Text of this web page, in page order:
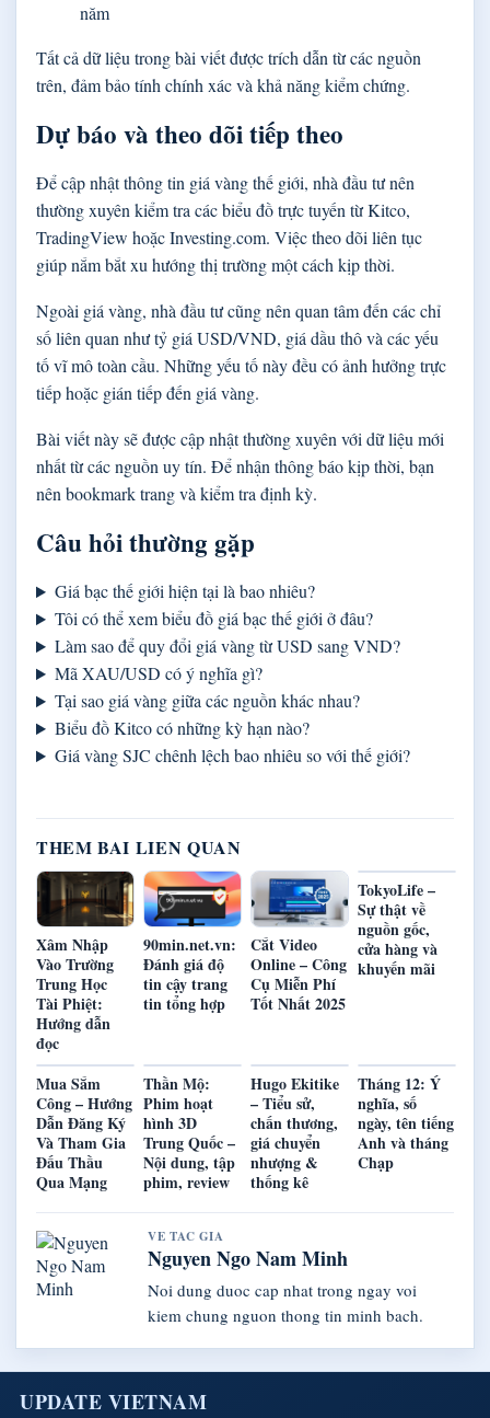
năm
Tất cả dữ liệu trong bài viết được trích dẫn từ các nguồn
trên, đảm bảo tính chính xác và khả năng kiểm chứng.
Dự báo và theo dõi tiếp theo
Để cập nhật thông tin giá vàng thế giới, nhà đầu tư nên
thường xuyên kiểm tra các biểu đồ trực tuyến từ Kitco,
TradingView hoặc Investing.com. Việc theo dõi liên tục
giúp nắm bắt xu hướng thị trường một cách kịp thời.
Ngoài giá vàng, nhà đầu tư cũng nên quan tâm đến các chỉ
số liên quan như tỷ giá USD/VND, giá dầu thô và các yếu
tố vĩ mô toàn cầu. Những yếu tố này đều có ảnh hưởng trực
tiếp hoặc gián tiếp đến giá vàng.
Bài viết này sẽ được cập nhật thường xuyên với dữ liệu mới
nhất từ các nguồn uy tín. Để nhận thông báo kịp thời, bạn
nên bookmark trang và kiểm tra định kỳ.
Câu hỏi thường gặp
Giá bạc thế giới hiện tại là bao nhiêu?
Tôi có thể xem biểu đồ giá bạc thế giới ở đâu?
Làm sao để quy đổi giá vàng từ USD sang VND?
Mã XAU/USD có ý nghĩa gì?
Tại sao giá vàng giữa các nguồn khác nhau?
Biểu đồ Kitco có những kỳ hạn nào?
Giá vàng SJC chênh lệch bao nhiêu so với thế giới?
THEM BAI LIEN QUAN
Xâm Nhập
Vào Trường
Trung Học
Tài Phiệt:
Hướng dẫn
đọc
90min.net.vn:
Đánh giá độ
tin cậy trang
tin tổng hợp
Cắt Video
Online – Công
Cụ Miễn Phí
Tốt Nhất 2025
TokyoLife –
Sự thật về
nguồn gốc,
cửa hàng và
khuyến mãi
Mua Sắm
Công – Hướng
Dẫn Đăng Ký
Và Tham Gia
Đấu Thầu
Qua Mạng
Thần Mộ:
Phim hoạt
hình 3D
Trung Quốc –
Nội dung, tập
phim, review
Hugo Ekitike
– Tiểu sử,
chấn thương,
giá chuyển
nhượng &
thống kê
Tháng 12: Ý
nghĩa, số
ngày, tên tiếng
Anh và tháng
Chạp
VE TAC GIA
Nguyen Ngo Nam Minh
Noi dung duoc cap nhat trong ngay voi
kiem chung nguon thong tin minh bach.
UPDATE VIETNAM